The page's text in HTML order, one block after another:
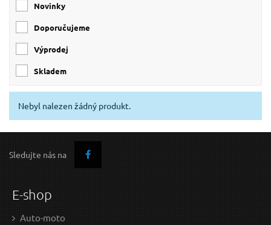
Novinky
Doporučujeme
Výprodej
skladem
Nebyl nalezen žádný produkt.
Sledujte nás na
E-shop
Auto-moto